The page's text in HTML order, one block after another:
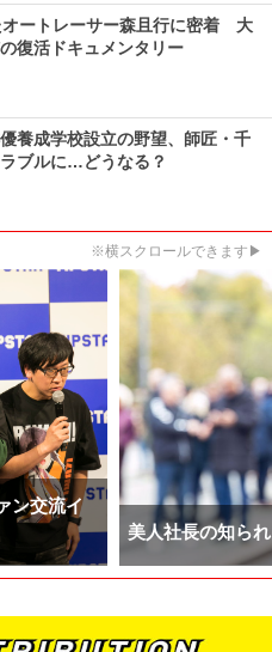
オートレーサー森且行に密着 大
復活ドキュメンタリー
養成学校設立の野望、師匠・千
ブルに…どうなる？
※横スクロールできます▶
ン交流イ
美人社長の知ら